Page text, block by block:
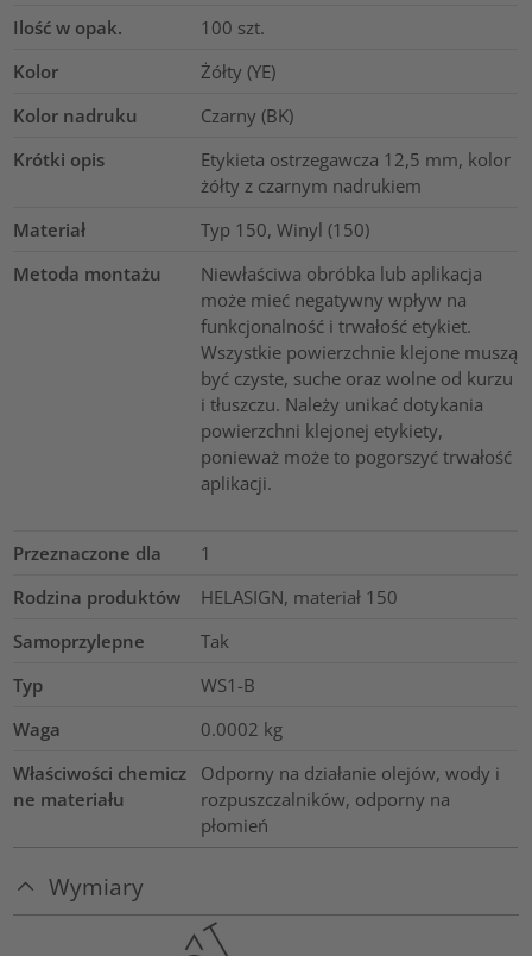
Ilość w opak.
100 szt.
Kolor
Żółty (YE)
Kolor nadruku
Czarny (BK)
Krótki opis
Etykieta ostrzegawcza 12,5 mm, kolor
żółty z czarnym nadrukiem
Materiał
Typ 150, Winyl (150)
Metoda montażu
Niewłaściwa obróbka lub aplikacja
może mieć negatywny wpływ na
funkcjonalność i trwałość etykiet.
Wszystkie powierzchnie klejone muszą
być czyste, suche oraz wolne od kurzu
i tłuszczu. Należy unikać dotykania
powierzchni klejonej etykiety,
ponieważ może to pogorszyć trwałość
aplikacji.
Przeznaczone dla
1
Rodzina produktów
HELASIGN, materiał 150
Samoprzylepne
Tak
Typ
WS1-B
Waga
0.0002 kg
Właściwości chemicz
ne materiału
Odporny na działanie olejów, wody i
rozpuszczalników, odporny na
płomień
Wymiary